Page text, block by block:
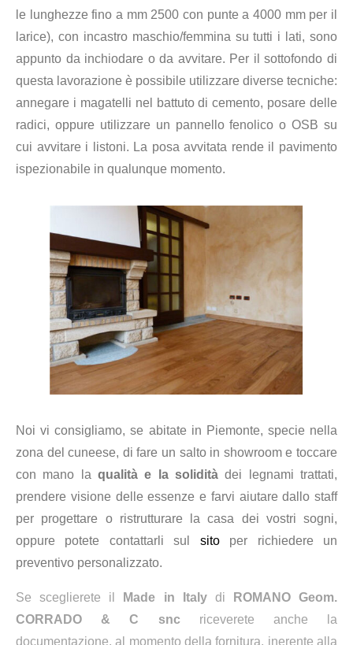
le lunghezze fino a mm 2500 con punte a 4000 mm per il
larice), con incastro maschio/femmina su tutti i lati, sono
appunto da inchiodare o da avvitare. Per il sottofondo di
questa lavorazione è possibile utilizzare diverse tecniche:
annegare i magatelli nel battuto di cemento, posare delle
radici, oppure utilizzare un pannello fenolico o OSB su
cui avvitare i listoni. La posa avvitata rende il pavimento
ispezionabile in qualunque momento.
Noi vi consigliamo, se abitate in Piemonte, specie nella
zona del cuneese, di fare un salto in showroom e toccare
con mano la qualità e la soliditàdei legnami trattati,
prendere visione delle essenze e farvi aiutare dallo staff
per progettare o ristrutturare la casa dei vostri sogni,
oppure potete contattarli sul sitoper richiedere un
preventivo personalizzato.
Se sceglierete il Made in Italydi
ROMANO Geom.
CORRADO & C sncriceverete anche la
documentazione, al momento della fornitura, inerente alla